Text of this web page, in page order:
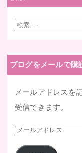
検
ブログをメールで購
メールアドレスを
受信できます。
メ
ー